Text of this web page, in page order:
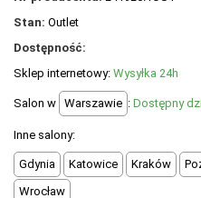
Stan: Outlet
Dostępność:
Sklep internetowy: Wysyłka 24h
Salon w Warszawie : Dostępny
Inne salony:
Gdynia Katowice Kraków
Wrocław